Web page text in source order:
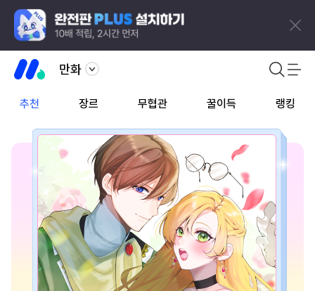
만화
추천 장르 무협관 꿀이득 랭킹